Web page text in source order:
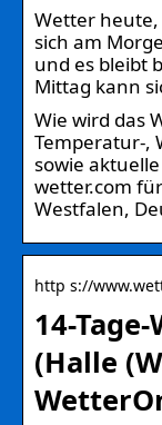
Wetter heute,
sich am
und es bleibt
Mittag kann
Wie wird das
Temperatur-,
sowie
wetter.com
Westfalen,
http s://
14-
(Halle